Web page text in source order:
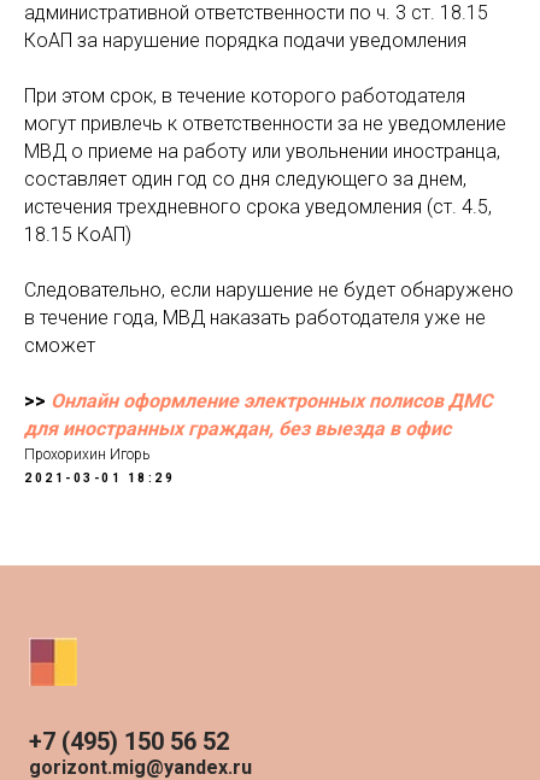
административной ответственности по ч. 3 ст. 18.15
КоАП за нарушение порядка подачи уведомления
При этом срок, в течение которого работодателя
могут привлечь к ответственности за не уведомление
МВД о приеме на работу или увольнении иностранца,
составляет один год со дня следующего за днем,
истечения трехдневного срока уведомления (ст. 4.5,
18.15 КоАП)
Следовательно, если нарушение не будет обнаружено
в течение года, МВД наказать работодателя уже не
сможет
>> Онлайн оформление электронных полисов ДМС
для иностранных граждан, без выезда в офис
Прохорихин Игорь
2021-03-01 18:29
+7 (495) 150 56 52
gorizont.mig@yandex.ru